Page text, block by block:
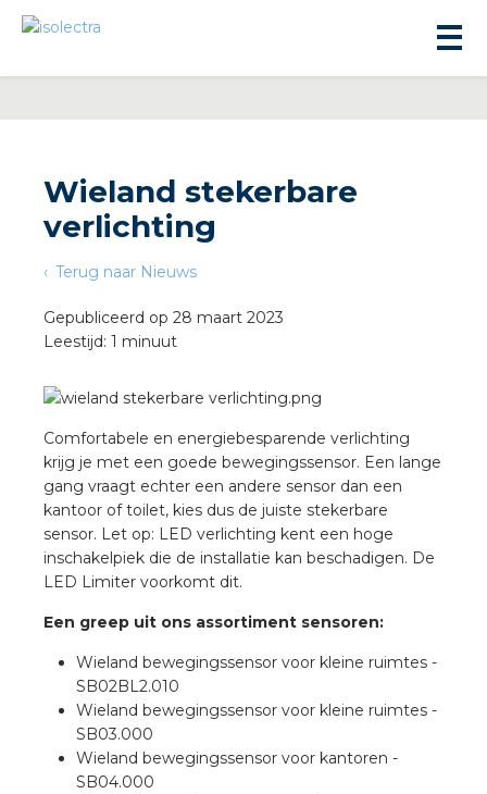
Wieland stekerbare
verlichting
Terug naar Nieuws
Gepubliceerd op 28 maart 2023
Leestijd: 1 minuut
Comfortabele en energiebesparende verlichting
krijg je met een goede bewegingssensor. Een lange
gang vraagt echter een andere sensor dan een
kantoor of toilet, kies dus de juiste stekerbare
sensor. Let op: LED verlichting kent een hoge
inschakelpiek die de installatie kan beschadigen. De
LED Limiter voorkomt dit.
Een greep uit ons assortiment sensoren:
Wieland bewegingssensor voor kleine ruimtes -
SB02BL2.010
Wieland bewegingssensor voor kleine ruimtes -
SB03.000
Wieland bewegingssensor voor kantoren -
SB04.000
installeren
installeren
installeren